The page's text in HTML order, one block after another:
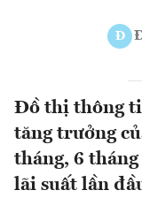
Đ
Đồ thị thông
tăng trưởng
tháng, 6
lãi suất lần